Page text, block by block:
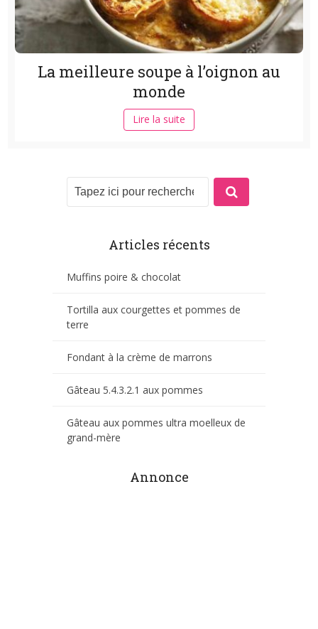
La meilleure soupe à l’oignon au
monde
Lire la suite
Articles récents
Muffins poire & chocolat
Tortilla aux courgettes et pommes de
terre
Fondant à la crème de marrons
Gâteau 5.4.3.2.1 aux pommes
Gâteau aux pommes ultra moelleux de
grand-mère
Annonce